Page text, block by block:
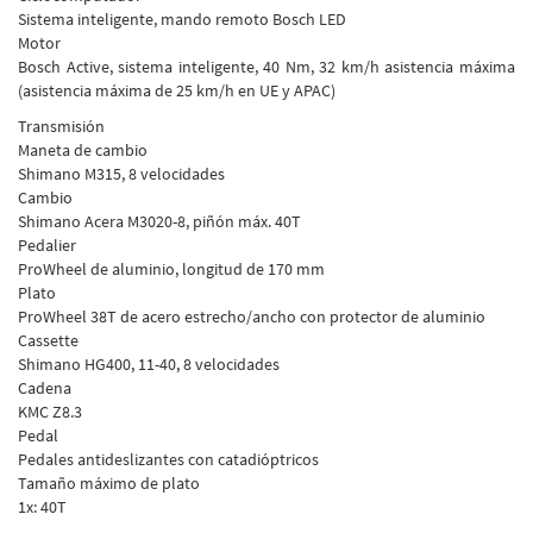
Sistema inteligente, mando remoto Bosch LED
Motor
Bosch Active, sistema inteligente, 40 Nm, 32 km/h asistencia máxima
(asistencia máxima de 25 km/h en UE y APAC)
Transmisión
Maneta de cambio
Shimano M315, 8 velocidades
Cambio
Shimano Acera M3020-8, piñón máx. 40T
Pedalier
ProWheel de aluminio, longitud de 170 mm
Plato
ProWheel 38T de acero estrecho/ancho con protector de aluminio
Cassette
Shimano HG400, 11-40, 8 velocidades
Cadena
KMC Z8.3
Pedal
Pedales antideslizantes con catadióptricos
Tamaño máximo de plato
1x: 40T